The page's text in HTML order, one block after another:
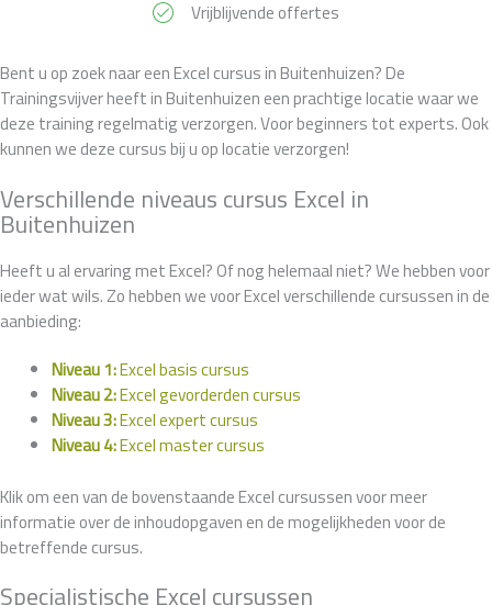
Vrijblijvende offertes
Bent u op zoek naar een Excel cursus in Buitenhuizen? De
Trainingsvijver heeft in Buitenhuizen een prachtige locatie waar we
deze training regelmatig verzorgen. Voor beginners tot experts. Ook
kunnen we deze cursus bij u op locatie verzorgen!
Verschillende niveaus cursus Excel in
Buitenhuizen
Heeft u al ervaring met Excel? Of nog helemaal niet? We hebben voor
ieder wat wils. Zo hebben we voor Excel verschillende cursussen in de
aanbieding:
Niveau 1:Excel basis cursus
Niveau 2:Excel gevorderden cursus
Niveau 3:Excel expert cursus
Niveau 4:Excel master cursus
Klik om een van de bovenstaande Excel cursussen voor meer
informatie over de inhoudopgaven en de mogelijkheden voor de
betreffende cursus.
Specialistische Excel cursussen